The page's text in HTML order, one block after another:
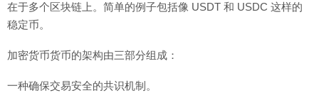
在于多个区块链上。简单的例子包括像 USDT 和 USDC 这样的
稳定币。
加密货币货币的架构由三部分组成：
一种确保交易安全的共识机制。